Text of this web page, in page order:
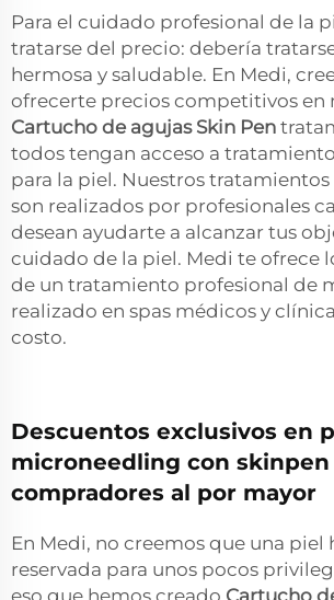
Para el cuidado profesional de la
tratarse del precio: debería
hermosa y saludable. En Medi,
ofrecerte precios competitivos en
Cartucho de agujas Skin Pen
todos tengan acceso a
para la piel. Nuestros
son realizados por profesionales
desean ayudarte a alcanzar tus
cuidado de la piel. Medi te ofrece
de un tratamiento profesional de
realizado en spas médicos y
costo.
Descuentos exclusivos en
microneedling con skinpen
compradores al por mayor
En Medi, no creemos que una piel
reservada para unos pocos